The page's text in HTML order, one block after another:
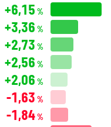
+6,15 %
+3,36 %
+2,73 %
+2,56 %
+2,06 %
-1,63 %
-1,84%